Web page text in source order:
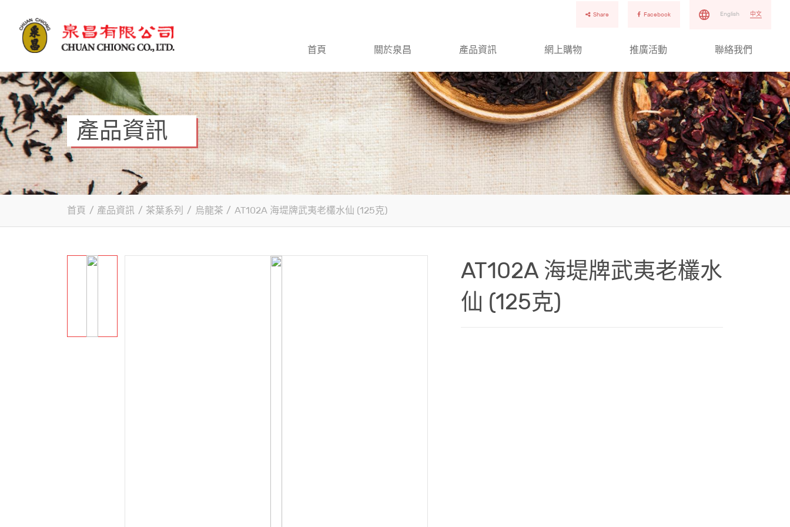
Share Facebook English 中文
首頁 關於泉昌 產品資訊 網上購物 推廣活動 聯絡我們
產品資訊
首頁 / 產品資訊 / 茶葉系列 / 烏龍茶 / AT102A 海堤牌武夷老欉水仙 (125克)
AT102A 海堤牌武夷老欉水
仙 (125克)